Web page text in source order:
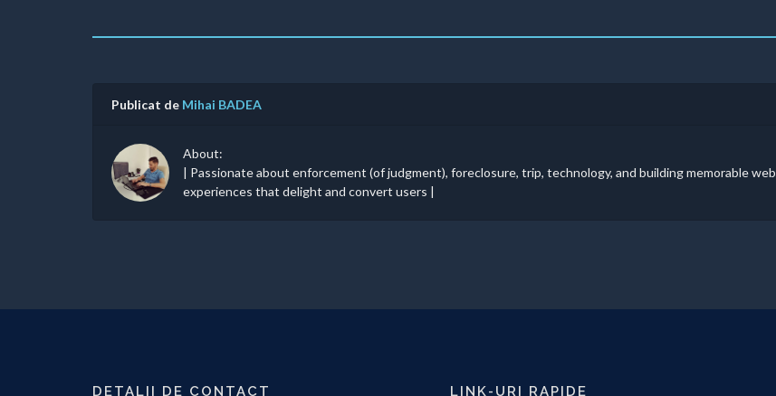
Publicat de Mihai BADEA
About:
| Passionate about enforcement (of judgment), foreclosure, trip, technology, and building memorable web
experiences that delight and convert users |
DETALII DE CONTACT LINK-URI RAPIDE